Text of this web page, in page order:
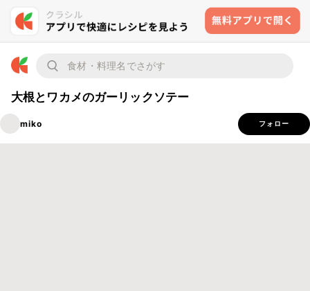
大根とワカメのガーリックソテー
miko フォロー